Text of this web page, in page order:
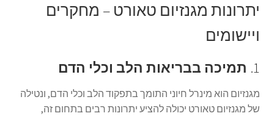
יתרונות מגנזיום טאורט – מחקרים
ויישומים
1. תמיכה בבריאות הלב וכלי הדם
מגנזיום הוא מינרל חיוני התומך בתפקוד הלב וכלי הדם, ונטילה
של מגנזיום טאורט יכולה להציע יתרונות רבים בתחום זה,